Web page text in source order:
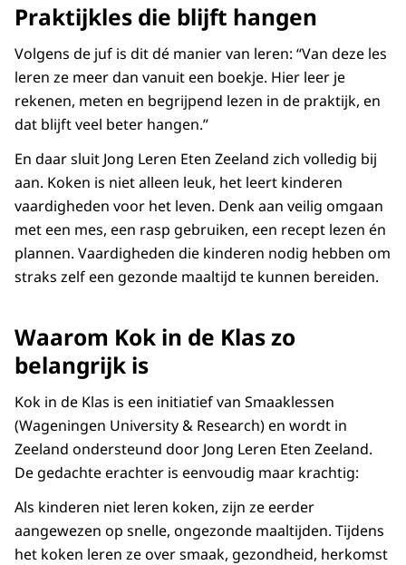
Praktijkles die blijft hangen
Volgens de juf is dit dé manier van leren: “Van deze les
leren ze meer dan vanuit een boekje. Hier leer je
rekenen, meten en begrijpend lezen in de praktijk, en
dat blijft veel beter hangen.”
En daar sluit Jong Leren Eten Zeeland zich volledig bij
aan. Koken is niet alleen leuk, het leert kinderen
vaardigheden voor het leven. Denk aan veilig omgaan
met een mes, een rasp gebruiken, een recept lezen én
plannen. Vaardigheden die kinderen nodig hebben om
straks zelf een gezonde maaltijd te kunnen bereiden.
Waarom Kok in de Klas zo
belangrijk is
Kok in de Klas is een initiatief van Smaaklessen
(Wageningen University & Research) en wordt in
Zeeland ondersteund door Jong Leren Eten Zeeland.
De gedachte erachter is eenvoudig maar krachtig:
Als kinderen niet leren koken, zijn ze eerder
aangewezen op snelle, ongezonde maaltijden. Tijdens
het koken leren ze over smaak, gezondheid, herkomst